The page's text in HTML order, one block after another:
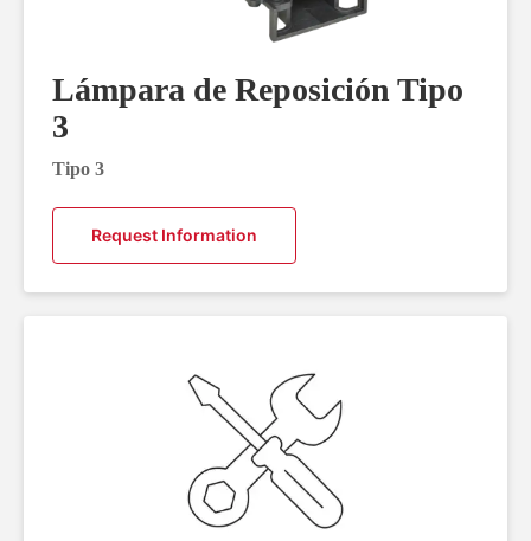
Lámpara de Reposición Tipo
3
Tipo 3
Request Information